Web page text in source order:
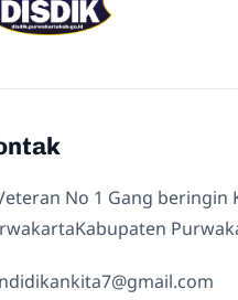
No 1 Gang beringin